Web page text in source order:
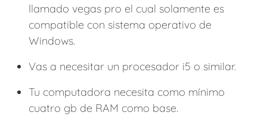
llamado vegas pro el cual solamente es
compatible con sistema operativo de
Windows.
Vas a necesitar un procesador i5 o similar.
Tu computadora necesita como mínimo
cuatro gb de RAM como base.